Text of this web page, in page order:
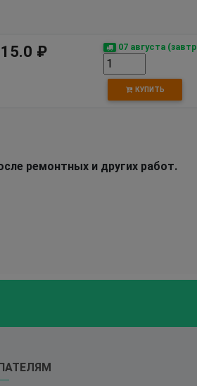
15.0 ₽ 07 августа
КУПИТЬ
ремонтных и других работ.